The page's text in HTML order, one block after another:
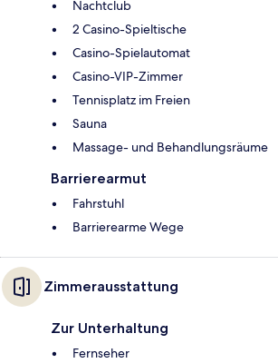
Nachtclub
2 Casino-Spieltische
Casino-Spielautomat
Casino-VIP-Zimmer
Tennisplatz im Freien
Sauna
Massage- und Behandlungsräume
Barrierearmut
Fahrstuhl
Barrierearme Wege
Zimmerausstattung
Zur Unterhaltung
Fernseher